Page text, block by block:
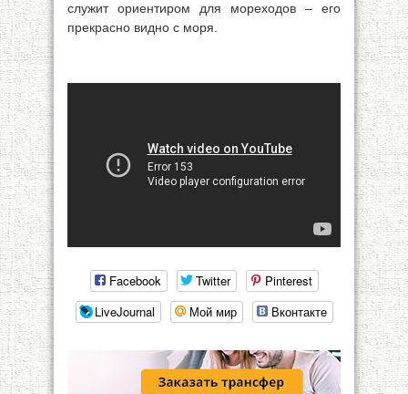
служит ориентиром для мореходов – его
прекрасно видно с моря.
Facebook Twitter
Pinterest
LiveJournal
Мой мир Вконтакте